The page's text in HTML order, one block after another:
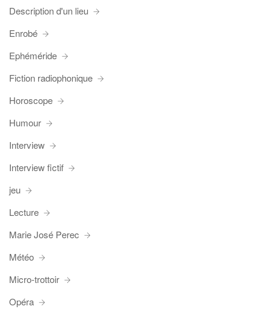
Description d'un lieu
Enrobé
Ephéméride
Fiction radiophonique
Horoscope
Humour
Interview
Interview fictif
jeu
Lecture
Marie José Perec
Météo
Micro-trottoir
Opéra